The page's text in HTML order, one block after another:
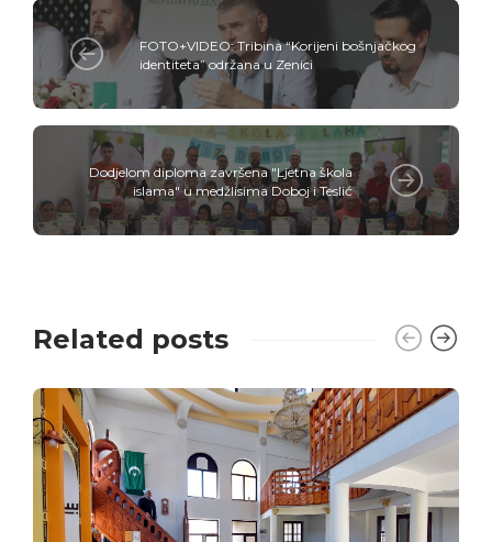
FOTO+VIDEO: Tribina “Korijeni bošnjačkog
identiteta” održana u Zenici
Dodjelom diploma završena "Ljetna škola
islama" u medžlisima Doboj i Teslić
Related posts